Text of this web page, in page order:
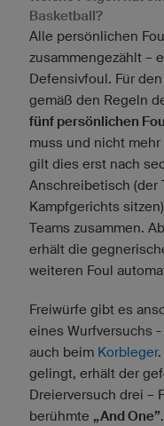
Basketball?
Alle persönlichen
zusammengezählt –
Defensivfoul. Für
gemäß den Regeln
fünf persönlichen
muss und nicht
gilt dies erst nach
Anschreibetisch (der
Kampfgerichts
Teams zusammen.
erhält die
weiteren Foul
Freiwürfe gibt es
eines Wurfversuchs
auch beim Korbleger.
gelingt, erhält der
Dreierversuch drei –
berühmte „And One”